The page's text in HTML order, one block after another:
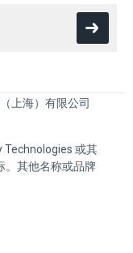
上海）有限公司
Technologies 或其
。其他名称或品牌